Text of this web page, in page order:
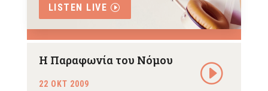
LISTEN LIVE
Η Παραφωνία του Νόμου
22 ΟΚΤ 2009